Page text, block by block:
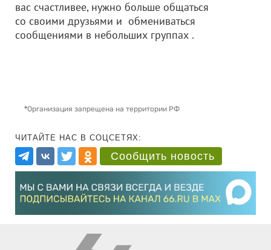
вас счастливее, нужно больше общаться
со своими друзьями и обмениваться
сообщениями в небольших группах .
*Организация запрещена на территории РФ
ЧИТАЙТЕ НАС В СОЦСЕТЯХ:
Сообщить новость